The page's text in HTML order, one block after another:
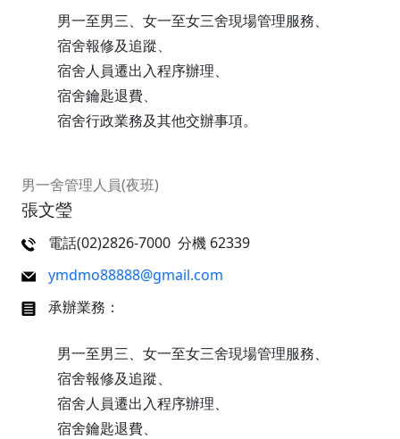
男一至男三、女一至女三舍現場管理服務、
宿舍報修及追蹤、
宿舍人員遷出入程序辦理、
宿舍鑰匙退費、
宿舍行政業務及其他交辦事項。
男一舍管理人員(夜班)
張文瑩
電話(02)2826-7000 分機 62339
ymdmo88888@gmail.com
承辦業務：
男一至男三、女一至女三舍現場管理服務、
宿舍報修及追蹤、
宿舍人員遷出入程序辦理、
宿舍鑰匙退費、